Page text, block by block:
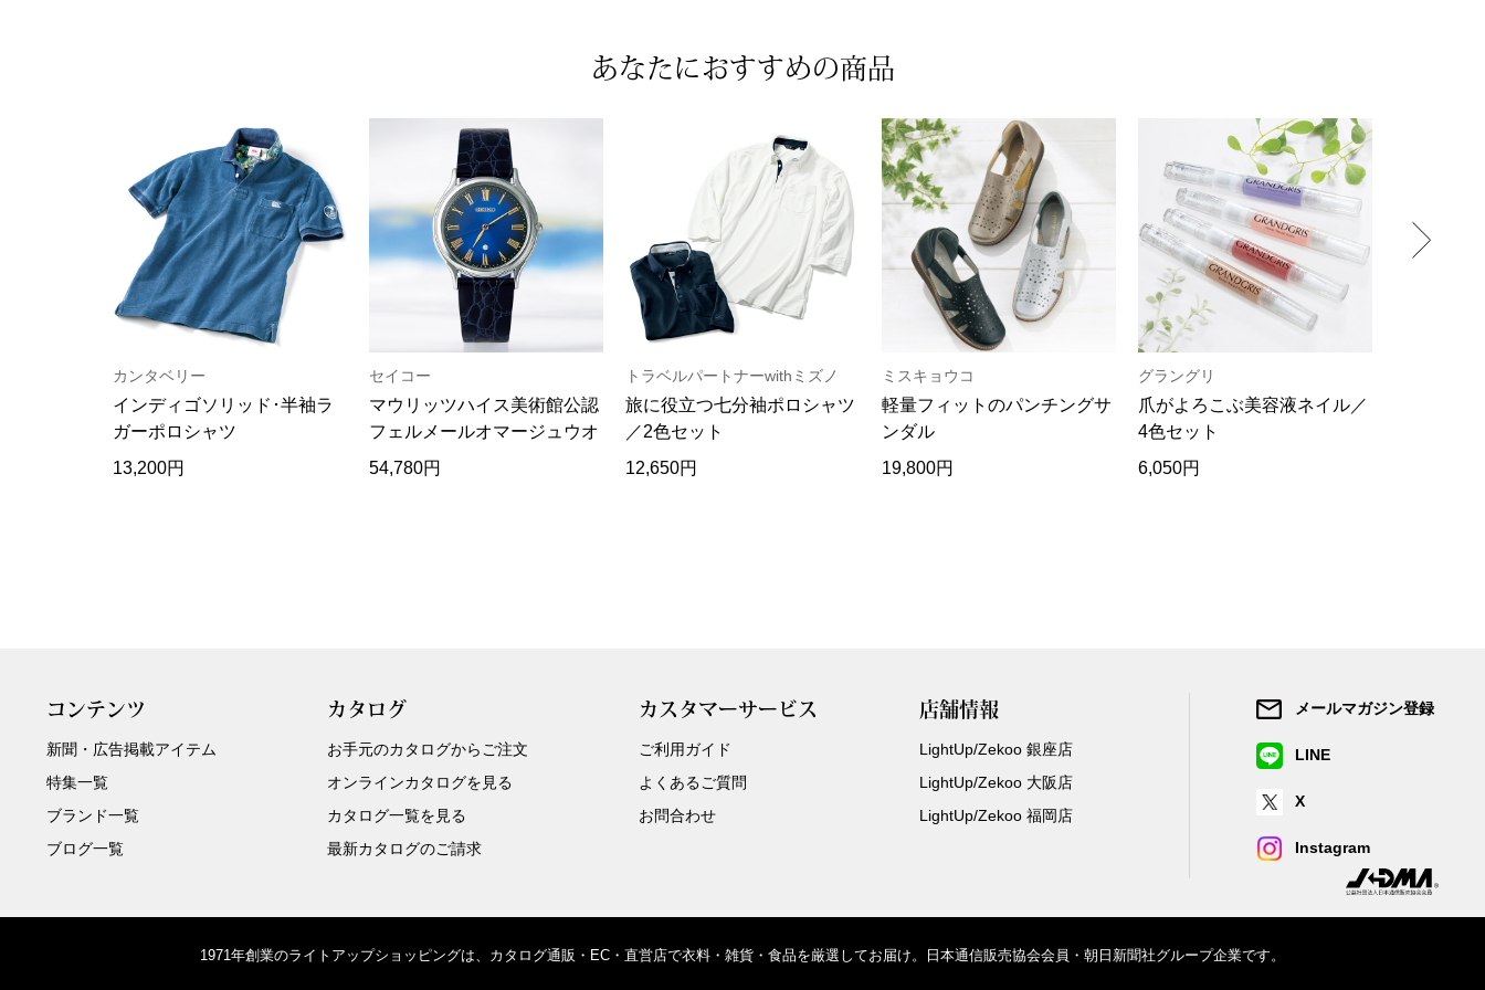
あなたにおすすめの商品
カンタベリー
インディゴソリッド･半袖ラ
ガーポロシャツ
13,200円
セイコー
マウリッツハイス美術館公認
フェルメールオマージュウオ
ッチ
54,780円
トラベルパートナーwithミズノ
旅に役立つ七分袖ポロシャツ
／2色セット
12,650円
ミスキョウコ
軽量フィットのパンチングサ
ンダル
19,800円
グラングリ
爪がよろこぶ美容液ネイル／
4色セット
6,050円
コンテンツ
新聞・広告掲載アイテム
特集一覧
ブランド一覧
ブログ一覧
カタログ
お手元のカタログからご注文
オンラインカタログを見る
カタログ一覧を見る
最新カタログのご請求
カスタマーサービス
ご利用ガイド
よくあるご質問
お問合わせ
店舗情報
LightUp/Zekoo 銀座店
LightUp/Zekoo 大阪店
LightUp/Zekoo 福岡店
メールマガジン登録
LINE
X
Instagram
1971年創業のライトアップショッピングは、カタログ通販・EC・直営店で衣料・雑貨・食品を厳選してお届け。日本通信販売協会会員・朝日新聞社グループ企業です。